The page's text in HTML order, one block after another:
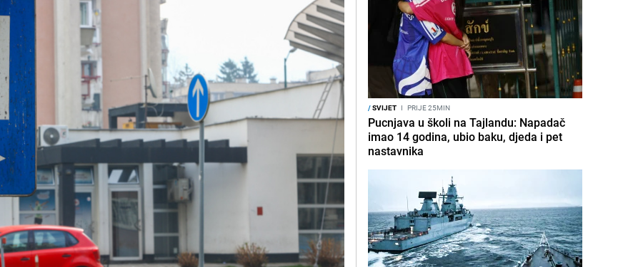
/SVIJET I PRIJE 25MIN
Pucnjava u školi na Tajlandu: Napadač
imao 14 godina, ubio baku, djeda i pet
nastavnika